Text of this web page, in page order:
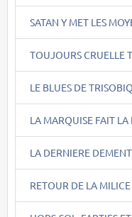
SATAN Y MET LES
TOUJOURS CRUELLE
LE BLUES DE
LA MARQUISE FAIT LA
LA DERNIERE
RETOUR DE LA MILICE